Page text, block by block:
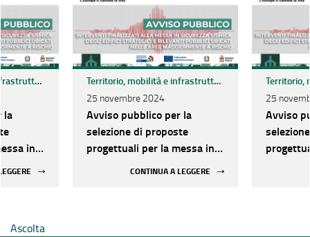
Territorio, mobilità e infrastrutture
la
in
Territorio, mobilità e infrastrutture
25 novembre 2024
Avviso pubblico per la
selezione di proposte
progettuali per la messa in
CONTINUA A LEGGERE
25
Avviso
Ascolta